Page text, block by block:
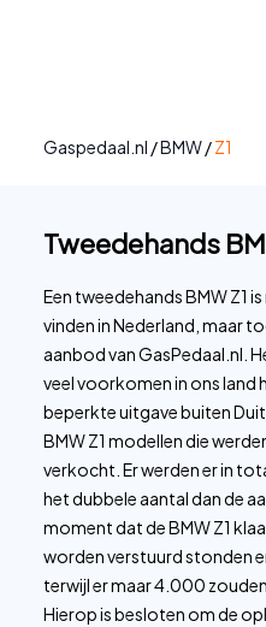
Gaspedaal.nl /BMW/Z1
Tweedehands
Een tweedehands BMW Z1
vinden in Nederland, maar
aanbod van GasPedaal.nl.
veel voorkomen in ons land
beperkte uitgave buiten
BMW Z1 modellen die
verkocht. Er werden er in
het dubbele aantal dan de
moment dat de BMW Z1
worden verstuurd stonden
terwijl er maar 4.000
Hierop is besloten om de